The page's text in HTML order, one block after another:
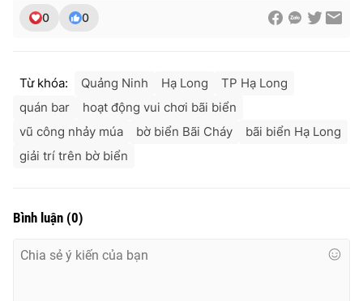
0 0
Từ khóa: Quảng Ninh Hạ Long
TP Hạ Long
quán bar
hoạt động vui chơi bãi biển
vũ công nhảy múa
bờ biển Bãi Cháy
bãi biển Hạ Long
giải trí trên bờ biển
Bình luận (0)